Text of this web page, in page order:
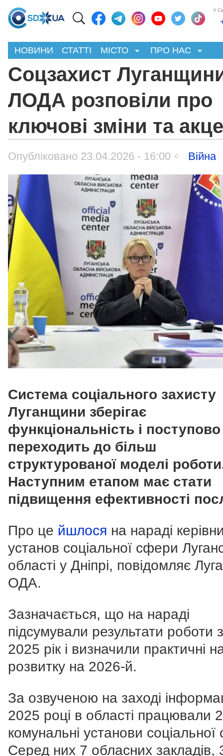
У
НОВИНИ СТАТТІ МІСТО ПРО НАС
Соцзахист
ЛОДА розповіли про
ключові зміни та
Опубліковано 23.04.2026 - 16:00 Війна
Система соціального захисту
Луганщини зберігає
функціональність і поступово
переходить до більш
структурованої моделі
Наступним етапом має стати
підвищення ефективності
Про це йшлося на нараді
установ соціальної сфери
області у Дніпрі, повідомляє
ОДА.
Зазначається, що на нараді
підсумували результати роботи
2025 рік і визначили практичні
розвитку на 2026-й.
За озвученою на заході
2025 році в області працювали
комунальні установи
Серед них 7 обласних закладів,